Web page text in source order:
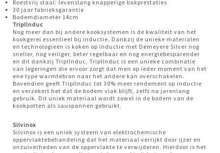
Roestvrij staal: levenslang knapperige bakprestaties
30 jaar fabrieksgarantie
Bodemdiameter 14cm
TriplInduc
Nog meer dan bij andere kooksystemen is de kwaliteit van het
kookgerei essentieel bij inductie. Dankzij de unieke materialen
en technologieën is koken op inductie met Demeyere Silver nog
sneller, nog veiliger, beter regelbaar en nog energiebesparender
en dit dankzij TriplInduc. TriplInduc is een unieke combinatie
van legeringen die ervoor zorgt dat men op ieder moment van het
ene type warmtebron naar het andere kan overschakelen.
Bovendien geeft TriplInduc tot 30% meer rendement op inductie
en verzekert het dat de bodem vlak blijft, zelfs na jarenlang
gebruik. Dit uniek materiaal wordt zowel in de bodem van de
kookpotten als sauspannen gebruikt.
Silvinox
Silvinox is een uniek systeem van elektrochemische
oppervlaktebehandeling dat het materiaal verrijkt door ijzer en
onzuiverheden van de oppervlakte te verwijderen. Hierdoor is het